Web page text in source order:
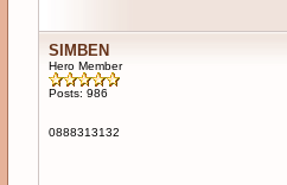
SIMBEN
Hero Member
Posts: 986
0888313132